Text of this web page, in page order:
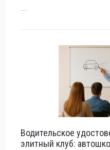
...
Водительское
элитный клуб: